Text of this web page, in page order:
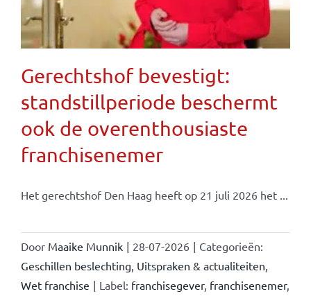
Gerechtshof bevestigt:
standstillperiode beschermt
ook de overenthousiaste
franchisenemer
Het gerechtshof Den Haag heeft op 21 juli 2026 het ...
Door Maaike Munnik | 28-07-2026 | Categorieën:
Geschillen beslechting Uitspraken & actualiteiten
Wet franchise | Label: franchisegever, franchisenemer,